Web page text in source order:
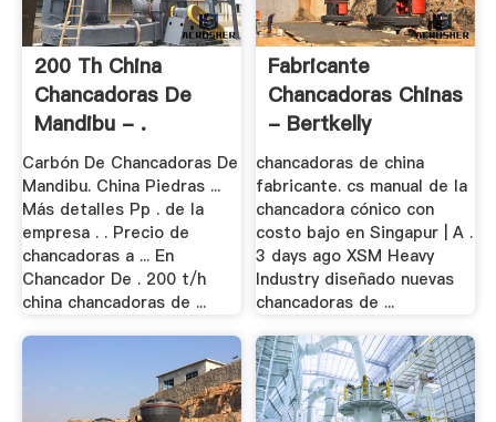
200 Th China
Chancadoras De
Mandibu - .
Carbón De Chancadoras De
Mandibu. China Piedras ...
Más detalles Pp . de la
empresa . . Precio de
chancadoras a ... En
Chancador De . 200 t/h
china chancadoras de ...
Fabricante
Chancadoras Chinas
- Bertkelly
chancadoras de china
fabricante. cs manual de la
chancadora cónico con
costo bajo en Singapur | A .
3 days ago XSM Heavy
Industry diseñado nuevas
chancadoras de ...